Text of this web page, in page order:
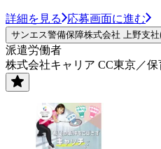
詳細を見る 応募画面に進む
サンエス警備保障株式会社 上野支
派遣労働者
株式会社キャリア CC東京／保